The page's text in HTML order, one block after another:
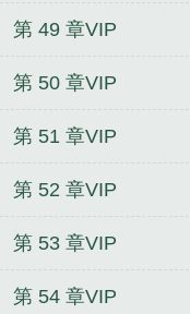
第 49 章VIP
第 50 章VIP
第 51 章VIP
第 52 章VIP
第 53 章VIP
第 54 章VIP